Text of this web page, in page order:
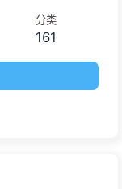
分类
161